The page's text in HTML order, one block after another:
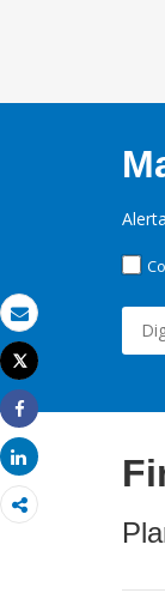
Email
Imprimir
Tweet
Share
Share